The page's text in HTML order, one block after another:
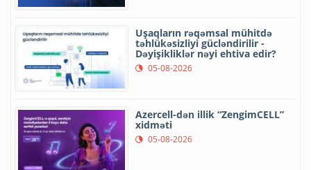
Uşaqların rəqəmsal mühitdə
təhlükəsizliyi gücləndirilir -
Dəyişikliklər nəyi ehtiva edir?
05-08-2026
Azercell-dən illik “ZengimCELL”
xidməti
05-08-2026